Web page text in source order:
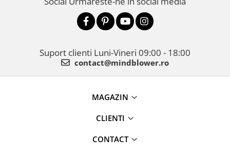
Suport clienti Luni-Vineri 09:00 - 18:00
contact@mindblower.ro
MAGAZIN
CLIENTI
CONTACT